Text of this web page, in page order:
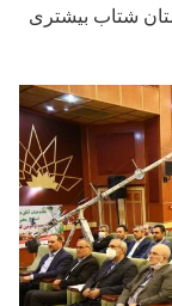
شتاب بیشتری